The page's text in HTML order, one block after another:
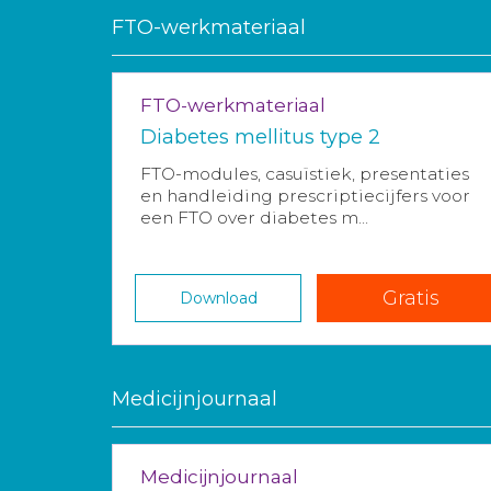
FTO-werkmateriaal
FTO-werkmateriaal
Diabetes mellitus type 2
FTO-modules, casuïstiek, presentaties
en handleiding prescriptiecijfers voor
een FTO over diabetes m...
Download Gratis
Medicijnjournaal
Medicijnjournaal